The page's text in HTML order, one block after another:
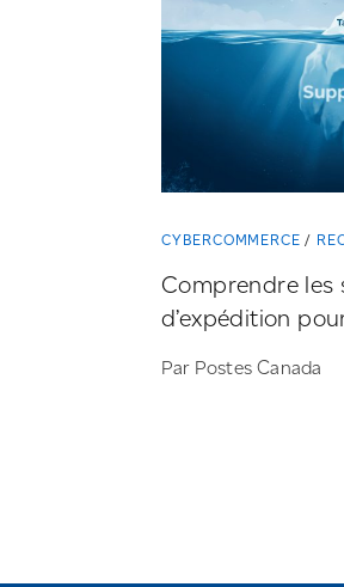
CYBERCOMMERCE
Comprendre les
d’expédition
Par Postes Canada